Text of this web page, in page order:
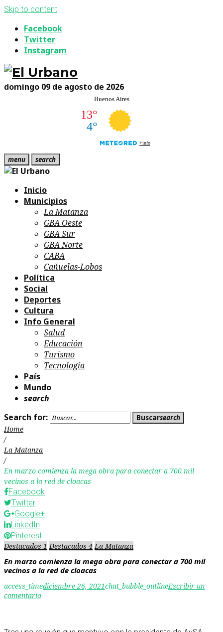
Skip to content
Facebook
Twitter
Instagram
domingo 09 de agosto de 2026
menu search
Inicio
Municipios
La Matanza
GBA Oeste
GBA Sur
GBA Norte
CABA
Cañuelas-Lobos
Política
Social
Deportes
Cultura
Info General
Salud
Educación
Turismo
Tecnología
País
Mundo
search
Search for:
Buscarsearch
Home
/
La Matanza
/
En marzo comienza la mega obra para conectar a 700 mil
vecinos a la red de cloacas
Facebook
Twitter
Google+
LinkedIn
Pinterest
Destacados 1 Destacados 4 La Matanza
En marzo comienza la mega obra para conectar a 700 mil
vecinos a la red de cloacas
access_timediciembre 26, 2021chat_bubble_outlineEscribir un
comentario